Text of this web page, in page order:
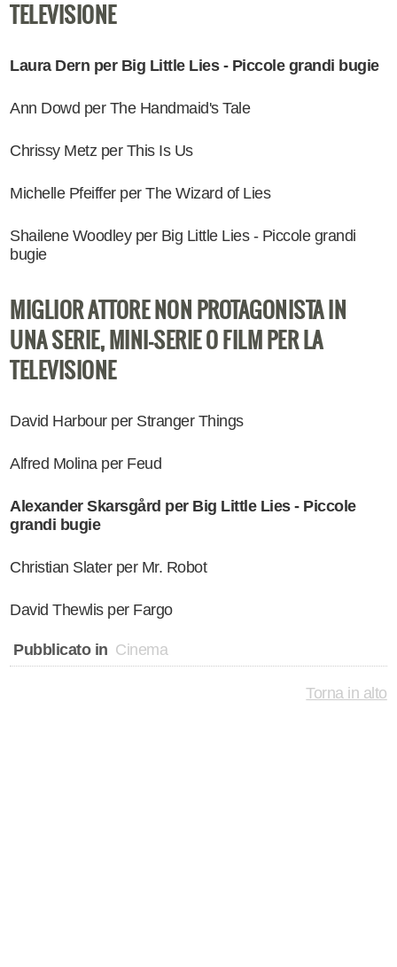
TELEVISIONE
Laura Dern per Big Little Lies - Piccole grandi bugie
Ann Dowd per The Handmaid's Tale
Chrissy Metz per This Is Us
Michelle Pfeiffer per The Wizard of Lies
Shailene Woodley per Big Little Lies - Piccole grandi
bugie
MIGLIOR ATTORE NON PROTAGONISTA IN
UNA SERIE, MINI-SERIE O FILM PER LA
TELEVISIONE
David Harbour per Stranger Things
Alfred Molina per Feud
Alexander Skarsgård per Big Little Lies - Piccole
grandi bugie
Christian Slater per Mr. Robot
David Thewlis per Fargo
Pubblicato in Cinema
Torna in alto